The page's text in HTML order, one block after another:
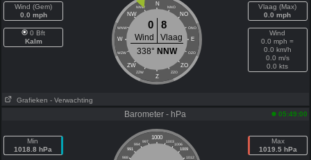
Wind (Gem)
0.0 mph
0 Bft
Kalm
N
NNW NNO
NW NO
WNW ONO
W E
WZW OZO
ZW ZO
ZZW ZZO
Z
0 8
Wind
Vlaag
338° NNW
Vlaag (Max)
0.0 mph
Wind
0.0 mph =
0.0 km/h
0.0 m/s
0.0 kts
Grafieken - Verwachting
Barometer - hPa 05:49:00
Min
1018.8 hPa
1000
997 1003
994
1006
991
1009
988
1012
Max
1019.5 hPa